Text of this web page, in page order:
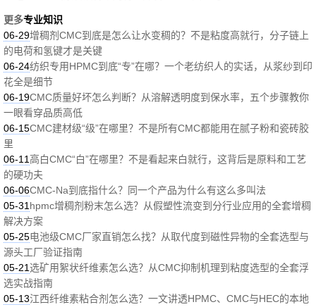
更多专业知识
06-29增稠剂CMC到底是怎么让水变稠的？不是粘度高就行，分子链上
的电荷和氢键才是关键
06-24纺织专用HPMC到底“专”在哪？一个老纺织人的实话，从浆纱到印
花全是细节
06-19CMC质量好坏怎么判断？从溶解透明度到保水率，五个步骤教你
一眼看穿品质高低
06-15CMC建材级“级”在哪里？不是所有CMC都能用在腻子粉和瓷砖胶
里
06-11高白CMC“白”在哪里？不是看起来白就行，这背后是原料和工艺
的硬功夫
06-06CMC-Na到底指什么？同一个产品为什么有这么多叫法
05-31 hpmc增稠剂粉末怎么选？从假塑性流变到分行业应用的全套增稠
解决方案
05-25电池级CMC厂家直销怎么找？从取代度到磁性异物的全套选型与
源头工厂验证指南
05-21选矿用絮状纤维素怎么选？从CMC抑制机理到粘度选型的全套浮
选实战指南
05-13江西纤维素粘合剂怎么选？一文讲透HPMC、CMC与HEC的本地